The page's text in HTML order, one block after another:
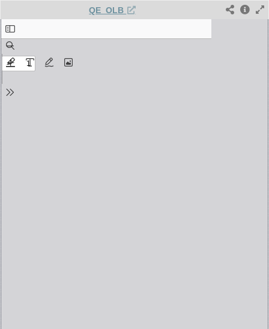
QE_OLB